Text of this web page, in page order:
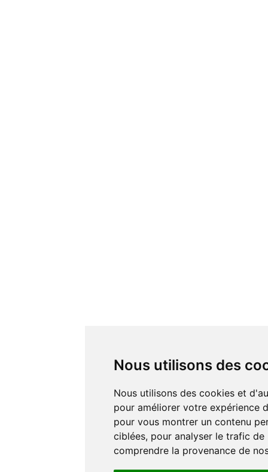
Nous utilisons des
Nous utilisons des cookies et d'autres technologies de suivi
pour améliorer votre expérience
pour vous montrer un contenu
ciblées, pour analyser le trafic
comprendre la provenance de